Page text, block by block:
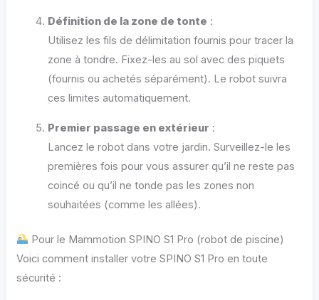
Définition de la zone de tonte :
Utilisez les fils de délimitation fournis pour tracer la
zone à tondre. Fixez-les au sol avec des piquets
(fournis ou achetés séparément). Le robot suivra
ces limites automatiquement.
Premier passage en extérieur :
Lancez le robot dans votre jardin. Surveillez-le les
premières fois pour vous assurer qu’il ne reste pas
coincé ou qu’il ne tonde pas les zones non
souhaitées (comme les allées).
Pour le Mammotion SPINO S1 Pro (robot de piscine)
Voici comment installer votre SPINO S1 Pro en toute
sécurité :